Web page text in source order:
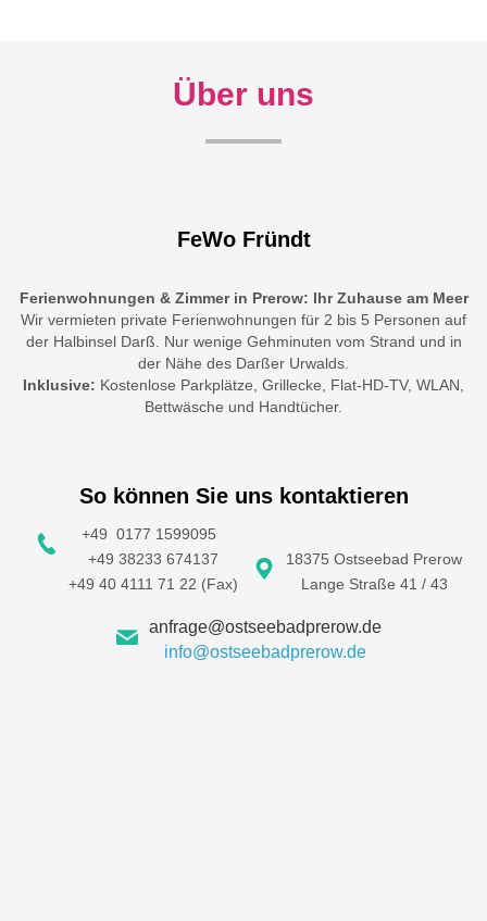
Über uns
FeWo Fründt
Ferienwohnungen & Zimmer in Prerow: Ihr Zuhause am Meer
Wir vermieten private Ferienwohnungen für 2 bis 5 Personen auf
der Halbinsel Darß. Nur wenige Gehminuten vom Strand und in
der Nähe des Darßer Urwalds.
Inklusive: Kostenlose Parkplätze, Grillecke, Flat-HD-TV, WLAN,
Bettwäsche und Handtücher.
So können Sie uns kontaktieren
+49 0177 1599095
+49 38233 674137
+49 40 4111 71 22 (Fax)
18375 Ostseebad Prerow
Lange Straße 41 / 43
anfrage@ostseebadprerow.de
info@ostseebadprerow.de